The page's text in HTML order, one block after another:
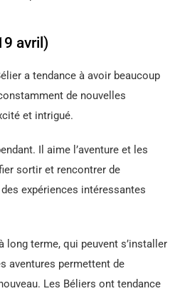
avril)
a tendance à avoir beaucoup
de nouvelles
et intrigué.
Il aime l’aventure et les
sortir et rencontrer de
expériences intéressantes
long terme, qui peuvent s’installer
aventures permettent de
Les Béliers ont tendance